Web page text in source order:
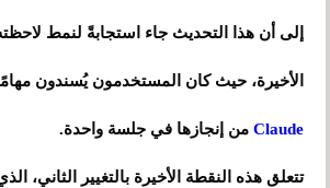
إلى أن هذا التحديث جاء استجابةً لنمط
الأخيرة، حيث كان المستخدمون يُسندون
Claude من إنجازها في جلسة واحدة.
تتعلق هذه النقطة الأخيرة بالتغيير الثاني،